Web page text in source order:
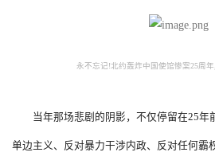
永不忘记!北约轰炸中国使馆惨案25周
当年那场悲剧的阴影，不仅停留在25年
单边主义、反对暴力干涉内政、反对任何霸